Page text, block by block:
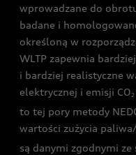
wprowadzane do
badane i
określoną w
WLTP zapewnia
i bardziej realistyczne
elektrycznej i emisji CO2
to tej pory metody
wartości zużycia
są danymi zgodnymi